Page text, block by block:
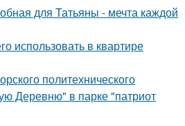
для Татьяны - мечта каждой
использовать в квартире
политехнического
Деревню" в парке "патриот